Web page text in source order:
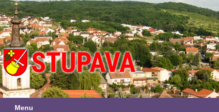
Menu